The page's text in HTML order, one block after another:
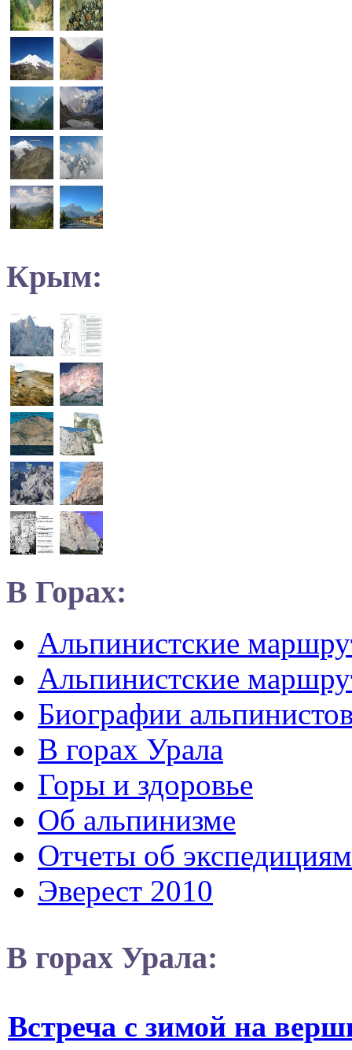
Крым:
В Горах:
Альпинистские
Альпинистские
Биографии
В горах Урала
Горы и здоровье
Об альпинизме
Отчеты об экспедициям
Эверест 2010
В горах Урала:
Встреча с зимой на